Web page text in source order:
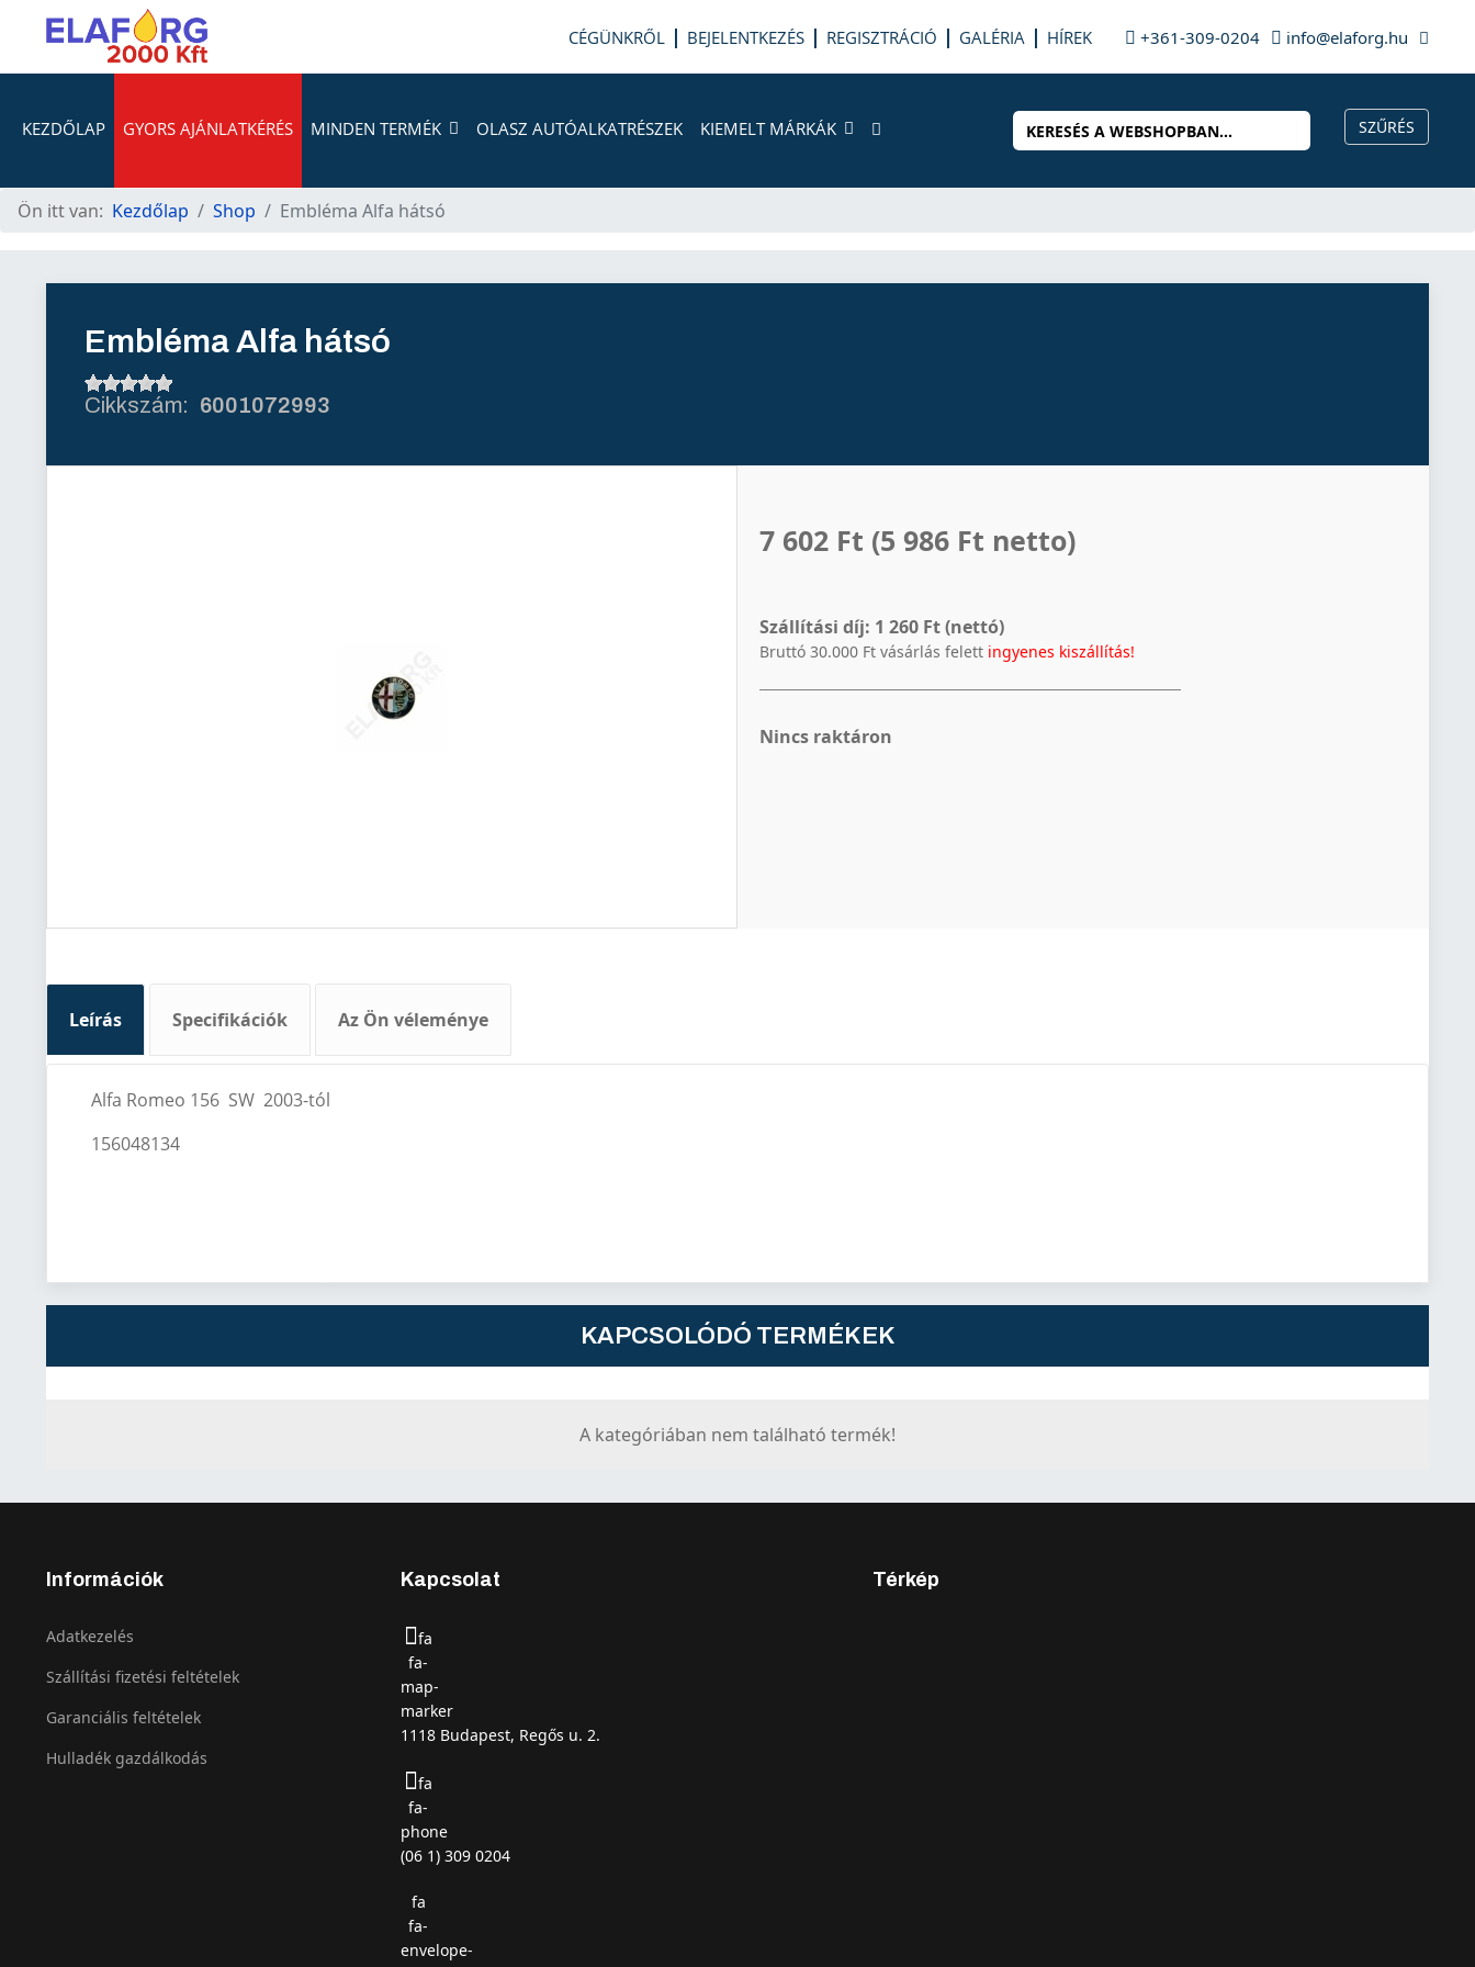
CÉGÜNKRŐL BEJELENTKEZÉS REGISZTRÁCIÓ GALÉRIA HÍREK +361-309-0204 info@elaforg.hu
KEZDŐLAP GYORS AJÁNLATKÉRÉS MINDEN TERMÉK OLASZ AUTÓALKATRÉSZEK KIEMELT MÁRKÁK
Ön itt van: Kezdőlap Shop Embléma Alfa hátsó
Embléma Alfa hátsó
6001072993
7 602 Ft (5 986 Ft netto)
Szállítási díj: 1 260 Ft (nettó)
Bruttó 30.000 Ft vásárlás felett ingyenes kiszállítás!
Nincs raktáron
Leírás Specifikációk Az Ön véleménye
Alfa Romeo 156 SW 2003-tól
156048134
KAPCSOLÓDÓ TERMÉKEK
A kategóriában nem található termék!
Információk
Adatkezelés
Szállítási fizetési feltételek
Garanciális feltételek
Hulladék gazdálkodás
Kapcsolat
fa
fa-
map-
marker
1118 Budapest, Regős u. 2.
fa
fa-
phone
(06 1) 309 0204
fa
fa-
envelope-
Térkép